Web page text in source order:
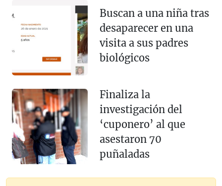
Buscan a una niña tras
desaparecer en una
visita a sus padres
biológicos
Finaliza la
investigación del
‘cuponero’ al que
asestaron 70
puñaladas